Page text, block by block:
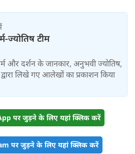
ज्योतिष टीम
और दर्शन के जानकार, अनुभवी ज्योतिष,
लिखे गए आलेखों का प्रकाशन किया
पर जुड़ने के लिए यहां क्लिक करें
पर जुड़ने के लिए यहां क्लिक करें